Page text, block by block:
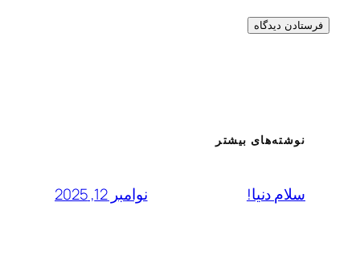
نوشته‌های بیشتر
سلام دنیا! نوامبر 12, 2025